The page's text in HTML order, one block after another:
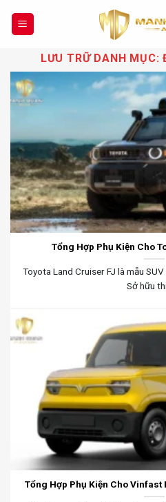
LƯU TRỮ DANH MỤC:
Tổng Hợp Phụ Kiện Cho
Toyota Land Cruiser FJ là mẫu
Sở hữu
Tổng Hợp Phụ Kiện Cho Vinfast